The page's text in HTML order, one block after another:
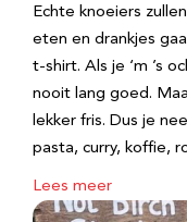
Echte knoeiers
eten en drankjes
t-shirt. Als je ‘m ’s
nooit lang goed.
lekker fris. Dus je
pasta, curry, koffie,
Lees meer